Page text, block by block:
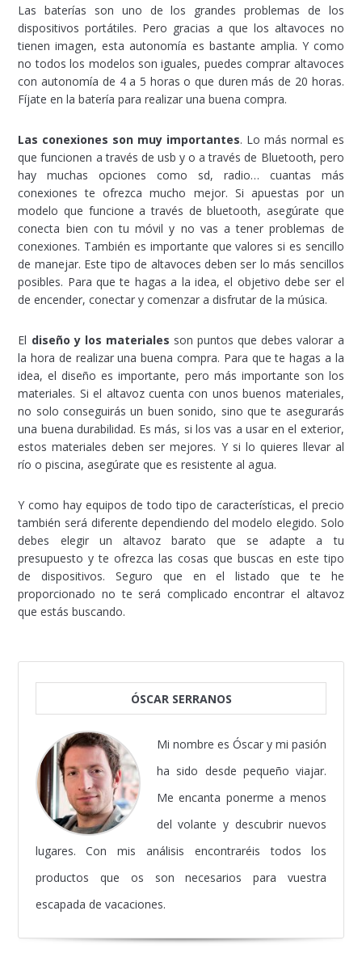
Las baterías son uno de los grandes problemas de los
dispositivos portátiles. Pero gracias a que los altavoces no
tienen imagen, esta autonomía es bastante amplia. Y como
no todos los modelos son iguales, puedes comprar altavoces
con autonomía de 4 a 5 horas o que duren más de 20 horas.
Fíjate en la batería para realizar una buena compra.
Las conexiones son muy importantes. Lo más normal es
que funcionen a través de usb y o a través de Bluetooth, pero
hay muchas opciones como sd, radio… cuantas más
conexiones te ofrezca mucho mejor. Si apuestas por un
modelo que funcione a través de bluetooth, asegúrate que
conecta bien con tu móvil y no vas a tener problemas de
conexiones. También es importante que valores si es sencillo
de manejar. Este tipo de altavoces deben ser lo más sencillos
posibles. Para que te hagas a la idea, el objetivo debe ser el
de encender, conectar y comenzar a disfrutar de la música.
El diseño y los materiales son puntos que debes valorar a
la hora de realizar una buena compra. Para que te hagas a la
idea, el diseño es importante, pero más importante son los
materiales. Si el altavoz cuenta con unos buenos materiales,
no solo conseguirás un buen sonido, sino que te asegurarás
una buena durabilidad. Es más, si los vas a usar en el exterior,
estos materiales deben ser mejores. Y si lo quieres llevar al
río o piscina, asegúrate que es resistente al agua.
Y como hay equipos de todo tipo de características, el precio
también será diferente dependiendo del modelo elegido. Solo
debes elegir un altavoz barato que se adapte a tu
presupuesto y te ofrezca las cosas que buscas en este tipo
de dispositivos. Seguro que en el listado que te he
proporcionado no te será complicado encontrar el altavoz
que estás buscando.
ÓSCAR SERRANOS
Mi nombre es Óscar y mi pasión
ha sido desde pequeño viajar.
Me encanta ponerme a menos
del volante y descubrir nuevos
lugares. Con mis análisis encontraréis todos los
productos que os son necesarios para vuestra
escapada de vacaciones.